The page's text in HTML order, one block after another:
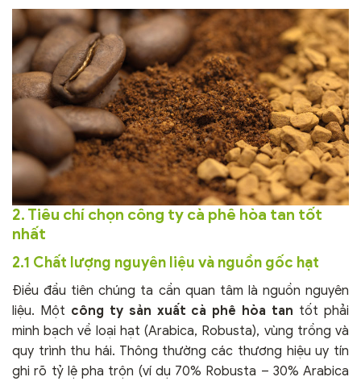
2. Tiêu chí chọn công ty cà phê hòa tan tốt
nhất
2.1 Chất lượng nguyên liệu và nguồn gốc hạt
Điều đầu tiên chúng ta cần quan tâm là nguồn nguyên
liệu. Một công ty sản xuất cà phê hòa tan tốt phải
minh bạch về loại hạt (Arabica, Robusta), vùng trồng và
quy trình thu hái. Thông thường các thương hiệu uy tín
ghi rõ tỷ lệ pha trộn (ví dụ 70% Robusta – 30% Arabica